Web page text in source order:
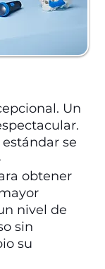
Un
se
obtener
nivel de
sin
su